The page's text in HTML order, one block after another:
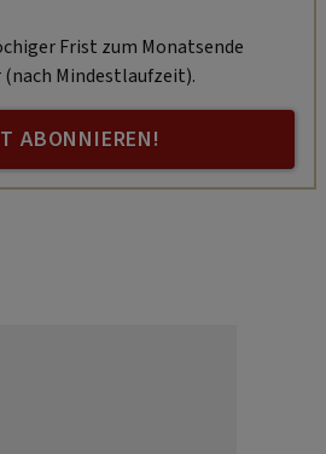
Frist zum Monatsende
Mindestlaufzeit).
ABONNIEREN!